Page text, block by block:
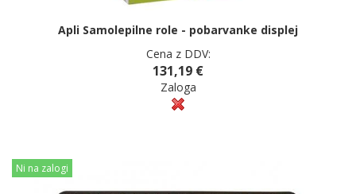
Apli Samolepilne role - pobarvanke displej
Cena z DDV:
131,19 €
Zaloga
Ni na zalogi